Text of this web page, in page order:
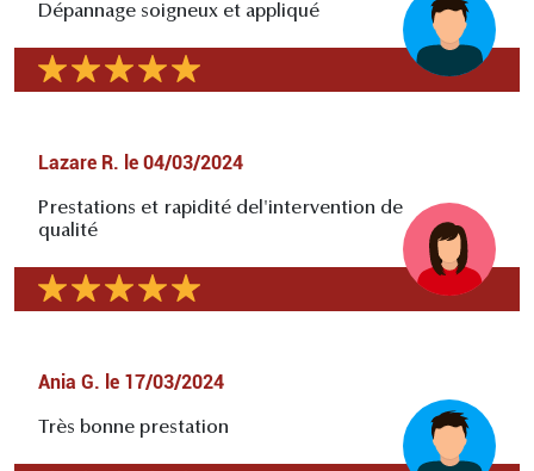
Dépannage soigneux et appliqué
Lazare R. le 04/03/2024
Prestations et rapidité del'intervention de
qualité
Ania G. le 17/03/2024
Très bonne prestation